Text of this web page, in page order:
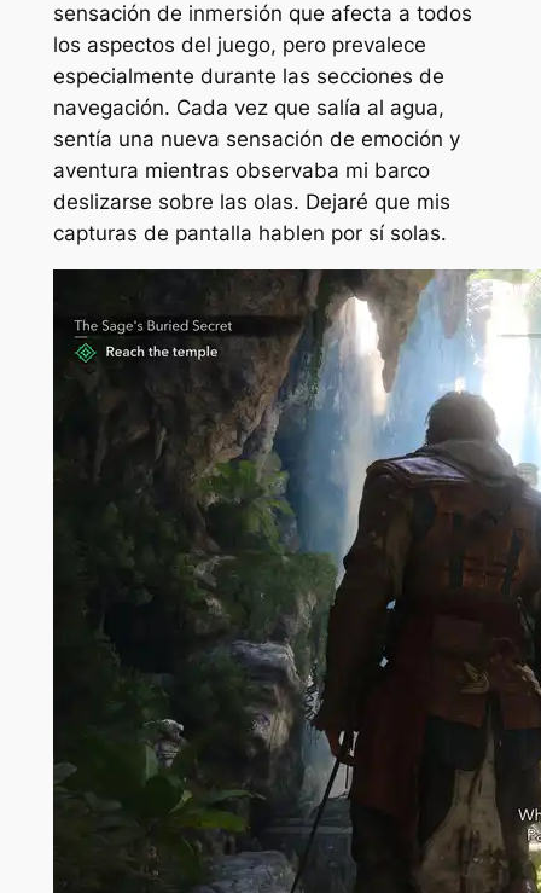
sensación de inmersión que afecta a todos
los aspectos del juego, pero prevalece
especialmente durante las secciones de
navegación. Cada vez que salía al agua,
sentía una nueva sensación de emoción y
aventura mientras observaba mi barco
deslizarse sobre las olas. Dejaré que mis
capturas de pantalla hablen por sí solas.